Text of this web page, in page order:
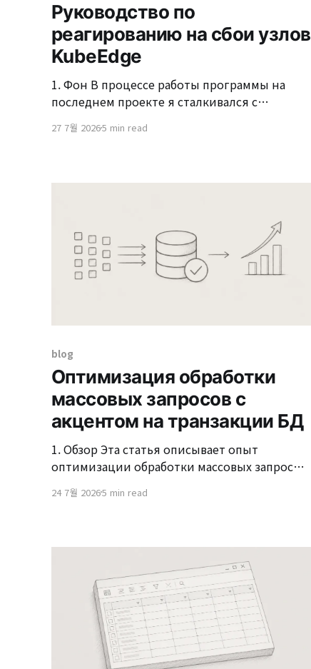
Руководство по
реагированию на сбои узлов
KubeEdge
1. Фон В процессе работы программы на
последнем проекте я сталкивался с
‘NotReady’ в ‘kubectl get nodes’, зависание
подготовил руководство по реагированию
27 7월 20265 min read
blog
Оптимизация обработки
массовых запросов с
акцентом на транзакции БД
1. Обзор Эта статья описывает опыт
оптимизации обработки массовых запросов
принципа первого пришёл — первого
характерную особенность того, что за
короткий промежуток времени происходит
концентрация десятков тысяч запросов.
Пользователи должны удовлетворять
несколько условий, таких как максимальное
24 7월 20265 min read